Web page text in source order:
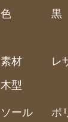
色 黒
素材
木型
ソール
レ
ポ